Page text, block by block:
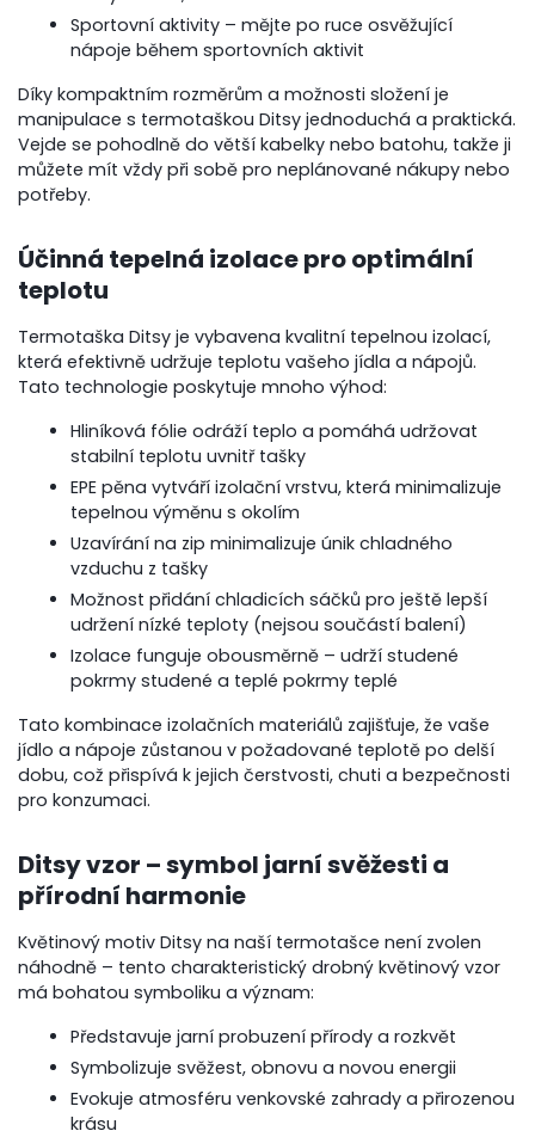
Sportovní aktivity – mějte po ruce osvěžující
nápoje během sportovních aktivit
Díky kompaktním rozměrům a možnosti složení je
manipulace s termotaškou Ditsy jednoduchá a praktická.
Vejde se pohodlně do větší kabelky nebo batohu, takže ji
můžete mít vždy při sobě pro neplánované nákupy nebo
potřeby.
Účinná tepelná izolace pro optimální
teplotu
Termotaška Ditsy je vybavena kvalitní tepelnou izolací,
která efektivně udržuje teplotu vašeho jídla a nápojů.
Tato technologie poskytuje mnoho výhod:
Hliníková fólie odráží teplo a pomáhá udržovat
stabilní teplotu uvnitř tašky
EPE pěna vytváří izolační vrstvu, která minimalizuje
tepelnou výměnu s okolím
Uzavírání na zip minimalizuje únik chladného
vzduchu z tašky
Možnost přidání chladicích sáčků pro ještě lepší
udržení nízké teploty (nejsou součástí balení)
Izolace funguje obousměrně – udrží studené
pokrmy studené a teplé pokrmy teplé
Tato kombinace izolačních materiálů zajišťuje, že vaše
jídlo a nápoje zůstanou v požadované teplotě po delší
dobu, což přispívá k jejich čerstvosti, chuti a bezpečnosti
pro konzumaci.
Ditsy vzor – symbol jarní svěžesti a
přírodní harmonie
Květinový motiv Ditsy na naší termotašce není zvolen
náhodně – tento charakteristický drobný květinový vzor
má bohatou symboliku a význam:
Představuje jarní probuzení přírody a rozkvět
Symbolizuje svěžest, obnovu a novou energii
Evokuje atmosféru venkovské zahrady a přirozenou
krásu